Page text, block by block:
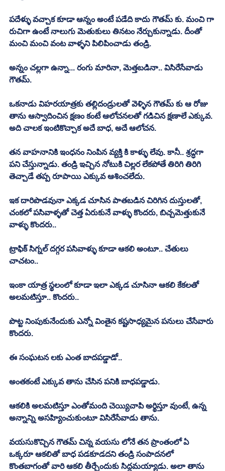
పదేళ్ళు వచ్చాక కూడా ఆన్నం అంటే పడేది కాదు గౌతమ్ కు. మంచి గా
రుచిగా ఉంటే నాలుగు మెతుకులు తినటం నేర్చుకున్నాడు. దీంతో
మంచి మంచి వంట వాళ్ళని పిలిపించాడు తండ్రి.
అన్నం చల్లగా ఉన్నా... రంగు మారినా, మెత్తబడినా.. విసిరేసేవాడు
గౌతమ్.
ఒకనాడు విహరయాత్రకు తల్లిదండ్రులతో వెళ్ళిన గౌతమ్ కు ఆ రోజు
తాను ఆస్వాదించిన క్షణం కంటే ఆలోచనలతో గడిచిన క్షణాలే ఎక్కువ.
అది చాలక ఇంటికొచ్చాక అదే బాధ, అదే ఆలోచన.
తన వాహనానికి ఇంధనం నింపిన వ్యక్తి కి కాళ్ళు లేవు. కానీ.. శ్రద్ధగా
పని చేస్తున్నాడు. తండ్రి ఇచ్చిన నోటుకి చిల్లర లేకపోతే తిరిగి తిరిగి
తెచ్చాడే తప్ప రూపాయి ఎక్కువ ఆశించలేదు.
ఇక దారిపొడవునా ఎక్కడ చూసిన పాతబడిన చిరిగిన దుస్తులతో,
చంకలో పసివాళ్ళతో చెత్త ఏరుకునే వాళ్ళు కొందరు, బిచ్చమెత్తుకునే
వాళ్ళు కొందరు..
ట్రాఫిక్ సిగ్నల్ దగ్గర పసివాళ్ళు కూడా ఆకలి అంటూ.. చేతులు
చాచటం..
ఇంకా యాత్ర స్థలంలో కూడా ఇలా ఎక్కడ చూసినా ఆకలి కేకలతో
అలమటిస్తూ.. కొందరు..
పొట్ట నింపుకునేందుకు ఎన్నో వింతైన కష్టసాధ్యమైన పనులు చేసేవారు
కొందరు.
ఈ సంఘటన లకు ఎంత బాదపడ్డాడో..
అంతకంటే ఎక్కువ తాను చేసిన పనికి బాధపడ్డాడు.
ఆకలికి అలమటిస్తూ ఎంతోమంది చెయ్యిచాపి అర్థిస్తూ వుంటే, ఉన్న
అన్నాన్ని అసహ్యించుకుంటూ విసిరేసేవాడు తాను.
వయసుకొచ్చిన గౌతమ్ చిన్న వయసు లోనే తన ప్రాంతంలో ఏ
ఒక్కరూ ఆకలితో బాధ పడకూడదని తండ్రి సంపాదనలో
కొంతబాగంతో వారి ఆకలి తీర్చేందుకు సిద్దమయ్యాడు. అలా తాను